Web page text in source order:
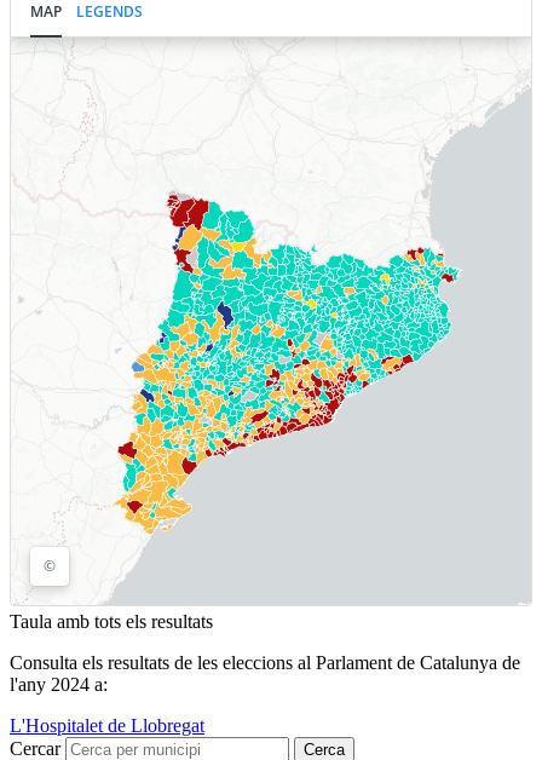
Taula amb tots els resultats
Consulta els resultats de les eleccions al Parlament de Catalunya de
l'any 2024 a:
L'Hospitalet de Llobregat
Cercar
Cerca